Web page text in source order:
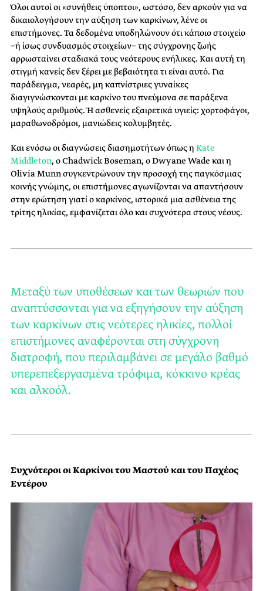
Όλοι αυτοί οι «συνήθεις ύποπτοι», ωστόσο, δεν αρκούν για να
δικαιολογήσουν την αύξηση των καρκίνων, λένε οι
επιστήμονες. Τα δεδομένα υποδηλώνουν ότι κάποιο στοιχείο
−ή ίσως συνδυασμός στοιχείων− της σύγχρονης ζωής
αρρωσταίνει σταδιακά τους νεότερους ενήλικες. Και αυτή τη
στιγμή κανείς δεν ξέρει με βεβαιότητα τι είναι αυτό. Για
παράδειγμα, νεαρές, μη καπνίστριες γυναίκες
διαγιγνώσκονται με καρκίνο του πνεύμονα σε παράξενα
υψηλούς αριθμούς. Ή ασθενείς εξαιρετικά υγιείς: χορτοφάγοι,
μαραθωνοδρόμοι, μανιώδεις κολυμβητές.
Και ενόσω οι διαγνώσεις διασημοτήτων όπως η Kate
Middleton, ο Chadwick Boseman, ο Dwyane Wade και η
Olivia Munn συγκεντρώνουν την προσοχή της παγκόσμιας
κοινής γνώμης, οι επιστήμονες αγωνίζονται να απαντήσουν
στην ερώτηση γιατί ο καρκίνος, ιστορικά μια ασθένεια της
τρίτης ηλικίας, εμφανίζεται όλο και συχνότερα στους νέους.
Μεταξύ των υποθέσεων και των θεωριών που
αναπτύσσονται για να εξηγήσουν την αύξηση
των καρκίνων στις νεότερες ηλικίες, πολλοί
επιστήμονες αναφέρονται στη σύγχρονη
διατροφή, που περιλαμβάνει σε μεγάλο βαθμό
υπερεπεξεργασμένα τρόφιμα, κόκκινο κρέας
και αλκοόλ.
Συχνότεροι οι Καρκίνοι του Μαστού και του Παχέος
Εντέρου